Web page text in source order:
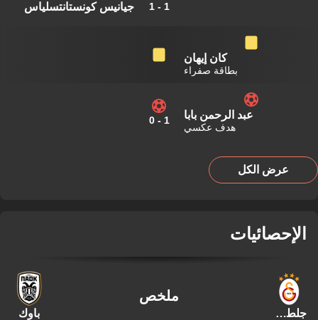
1
-
1 جيانيس كونستانتسلياس
كان إيهان
بطاقة صفراء
عبد الرحمن بابا
هدف عكسي
1
-
0
عرض الكل
الإحصائيات
جلطة سراي
ملخص
باوك